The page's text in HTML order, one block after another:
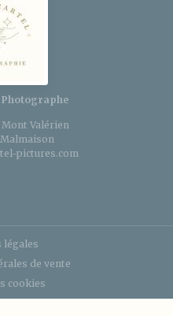
Photographe
Mont Valérien
pictures.com
légales
de vente
cookies